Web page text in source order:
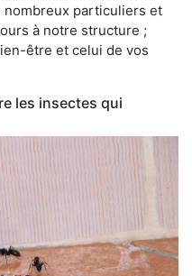
particuliers et
à notre structure ;
être et celui de vos
les insectes qui